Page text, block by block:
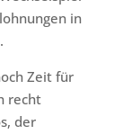
in
Zeit für
recht
der